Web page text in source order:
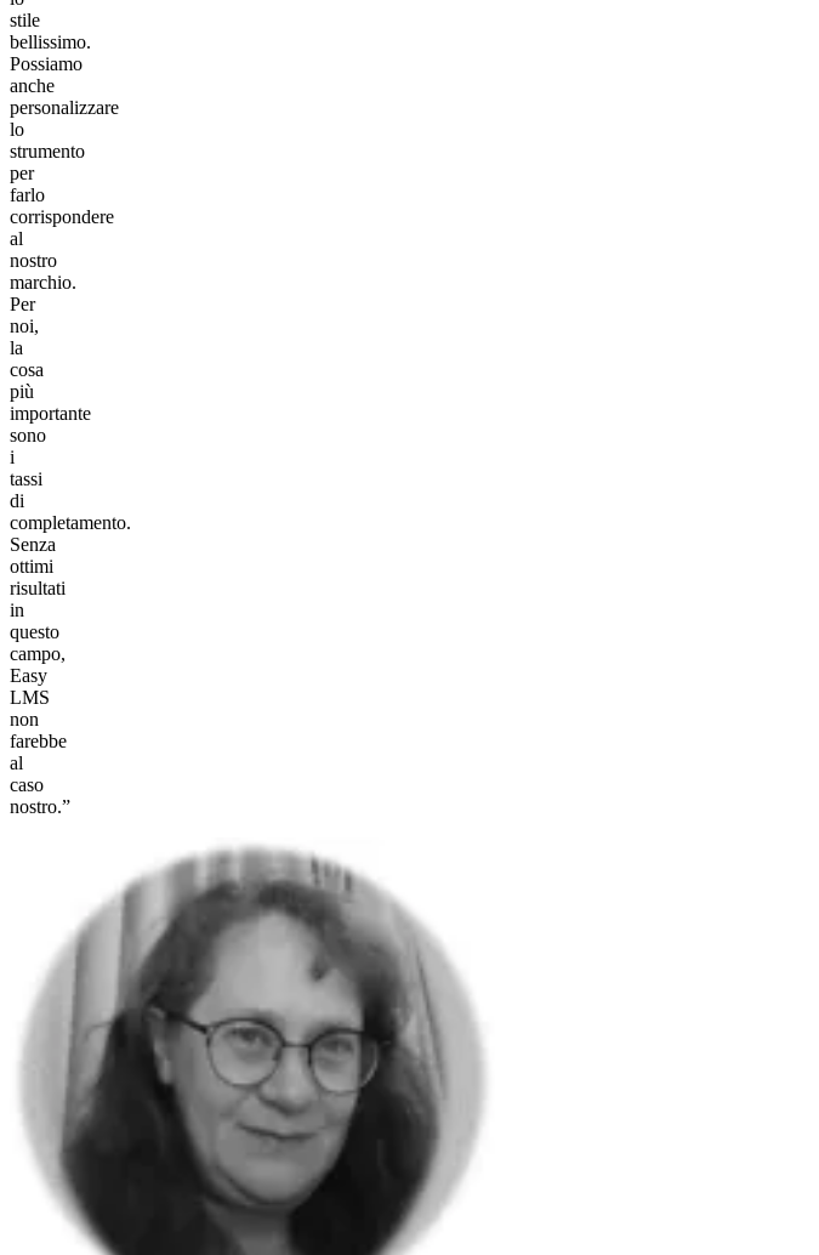
stile
bellissimo.
Possiamo
anche
personalizzare
lo
strumento
per
farlo
corrispondere
al
nostro
marchio.
Per
noi,
la
cosa
più
importante
sono
i
tassi
di
completamento.
Senza
ottimi
risultati
in
questo
campo,
Easy
LMS
non
farebbe
al
caso
nostro.”